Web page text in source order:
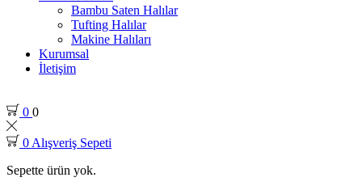
Bambu Saten Halılar
Tufting Halılar
Makine Halıları
Kurumsal
İletişim
0 0
0 Alışveriş Sepeti
Sepette ürün yok.